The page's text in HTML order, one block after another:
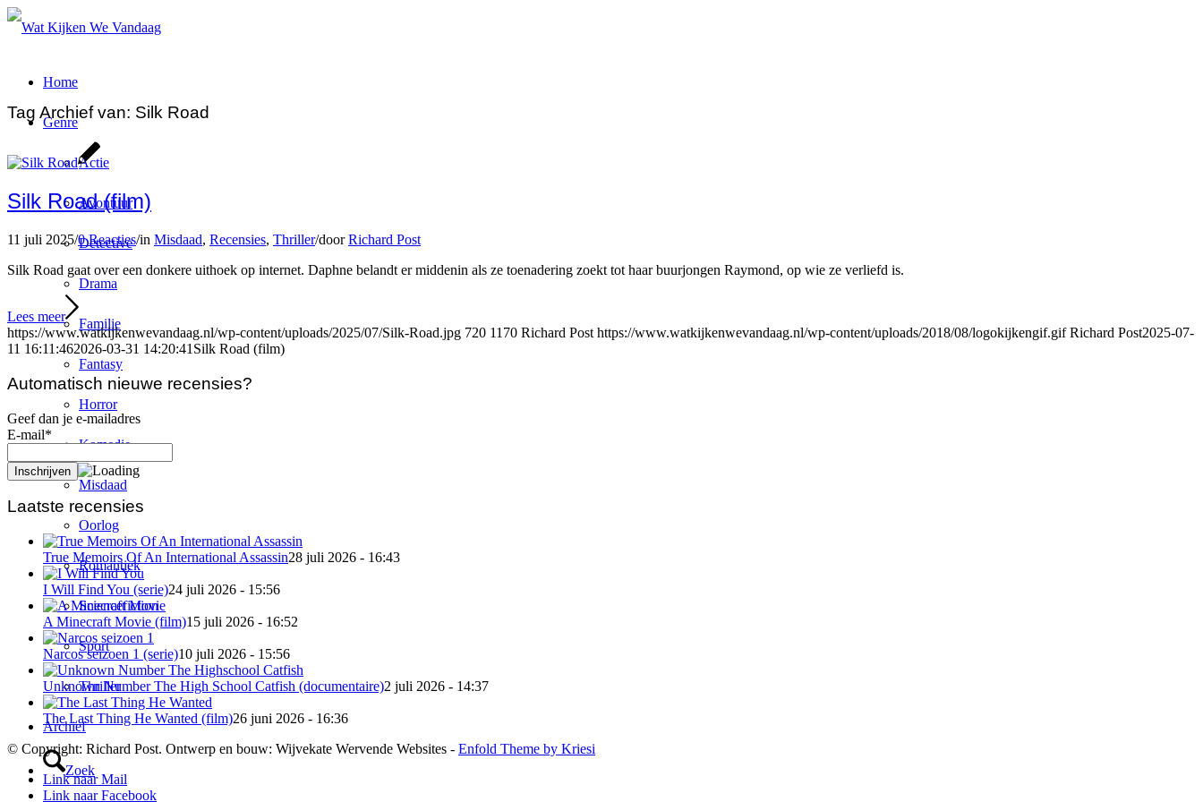
Home
Genre
Actie
Avontuur
Detective
Drama
Familie
Fantasy
Horror
Komedie
Misdaad
Oorlog
Romantiek
Sciencefiction
Sport
Thriller
Archief
Zoek
Tag Archief van: Silk Road
Silk Road (film)
11 juli 2025/0 Reacties/in Misdaad, Recensies, Thriller/doorRichard Post
Silk Road gaat over een donkere uithoek op internet. Daphne belandt er middenin als ze toenadering zoekt tot haar buurjongen Raymond, op wie ze verliefd is.
Lees meer
https://www.watkijkenwevandaag.nl/wp-content/uploads/2025/07/Silk-Road.jpg 720 1170 Richard Post https://www.watkijkenwevandaag.nl/wp-content/uploads/2018/08/logokijkengif.gif Richard Post2025-07-
11 16:11:462026-03-31 14:20:41 Silk Road (film)
Automatisch nieuwe recensies?
Geef dan je e-mailadres
E-mail*
Laatste recensies
True Memoirs Of An International Assassin28 juli 2026 - 16:43
I Will Find You (serie)24 juli 2026 - 15:56
A Minecraft Movie (film)15 juli 2026 - 16:52
Narcos seizoen 1 (serie)10 juli 2026 - 15:56
Unknown Number The High School Catfish (documentaire)2 juli 2026 - 14:37
The Last Thing He Wanted (film)26 juni 2026 - 16:36
© Copyright: Richard Post. Ontwerp en bouw: Wijvekate Wervende Websites - Enfold Theme by Kriesi
Link naar Mail
Link naar Facebook